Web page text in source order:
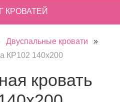
КРОВАТЕЙ
Двуспальные кровати
»
КР102 140х200
кровать